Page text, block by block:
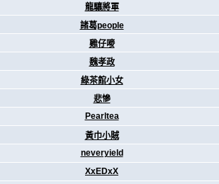
龍驤將軍
諸葛people
雞仔嘜
魏孝政
綠茶館小女
悲慘
Pearltea
黃巾小賊
neveryield
XxEDxX